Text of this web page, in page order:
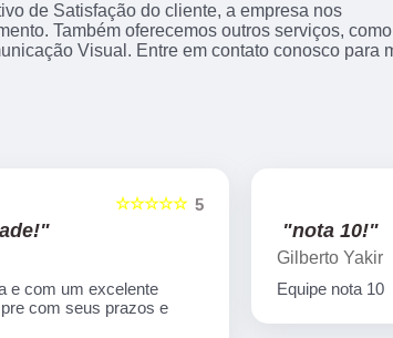
de Satisfação do cliente, a empresa nos
Também oferecemos outros serviços, como
Visual. Entre em contato conosco para
5
☆☆☆☆☆
e com um excelente
com seus prazos e
"nota 10!"
Gilberto Yakir
Equipe nota 10